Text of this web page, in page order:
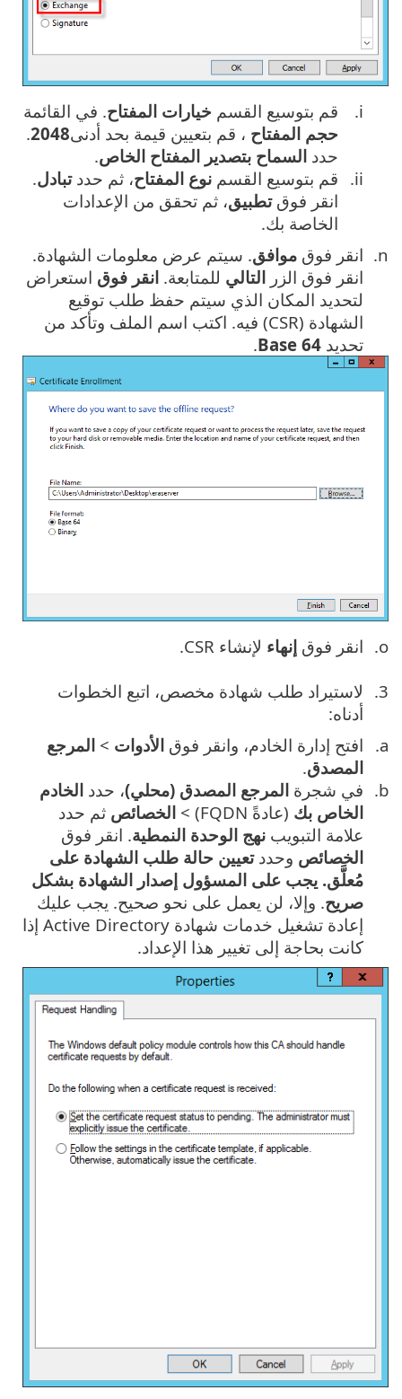
قم بتوسيع القسم خيارات المفتاح. في القائمة
حجم المفتاح ، قم بتعيين قيمة بحد أدنى2048
.
حدد السماح بتصدير المفتاح الخاص.
قم بتوسيع القسم نوع المفتاح، ثم حددتبادل.
انقر فوقتطبيق، ثم تحقق من الإعدادات
الخاصة بك.
انقر فوق ‎ موافق. سيتم عرض معلومات الشهادة.
انقر فوق الزر التالي للمتابعة. انقر فوق استعراض
لتحديد المكان الذي سيتم حفظ طلب توقيع
الشهادة (CSR) فيه. اكتب اسم الملف وتأكد من
تحديد Base 64
.
انقر فوق إنهاء لإنشاء CSR.
لاستيراد طلب شهادة مخصص، اتبع الخطوات
أدناه:
افتح إدارة الخادم، وانقر فوق الأدوات > المرجع
المصدق.
في شجرة المرجع المصدق (محلي)، حدد الخادم
الخاص بك (عادةً FQDN) > الخصائص ثم حدد
علامة التبويب نهج الوحدة النمطية. انقر فوق
الخصائص وحددتعيين حالة طلب الشهادة على
مُعلَّق. يجب على المسؤول إصدار الشهادة بشكل
صريح. وإلا، لن يعمل على نحو صحيح. يجب عليك
إعادة تشغيل خدمات شهادة Active Directory إذا
كانت بحاجة إلى تغيير هذا الإعداد.